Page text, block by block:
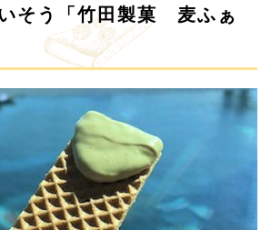
そう「竹田製菓 麦ふぁ